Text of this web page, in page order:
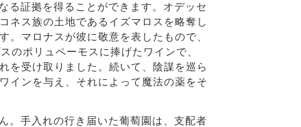
る証拠を得ることができます。オデッセ
ネス族の土地であるイズマロスを略奪し
。マロナスが彼に敬意を表したもので、
のポリュペーモスに捧げたワインで、
を受け取りました。続いて、陰謀を巡ら
インを与え、それによって魔法の薬をそ
。手入れの行き届いた葡萄園は、支配者